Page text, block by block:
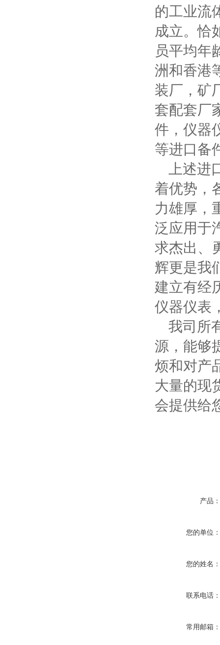
的工业流
成立。恰
员平均年
洲和香港
装厂，矿
套配套厂
件，仪器
等进口备
上述进
着优势，
力雄厚，
泛应用于
求杰出、
辉更是我
建立有经
仪器仪表
我司所
源，能够
烦和对产
大量的现
会提供给
产品：
您的单位：
您的姓名：
联系电话：
常用邮箱：